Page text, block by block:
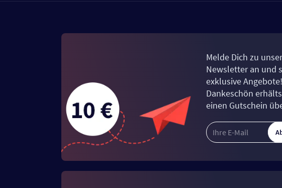
Melde Dich zu
Newsletter an und
exklusive
Dankeschön
einen Gutschein